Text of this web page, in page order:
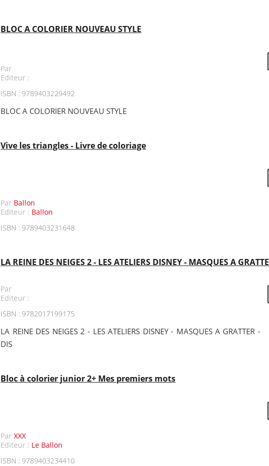
BLOC A COLORIER NOUVEAU STYLE
Par
Editeur :
ISBN : 9789403229492
BLOC A COLORIER NOUVEAU STYLE
Vive les triangles - Livre de coloriage
Par Ballon
Editeur : Ballon
ISBN : 9789403231648
LA REINE DES NEIGES 2 - LES ATELIERS DISNEY - MASQUES A
Par
Editeur :
ISBN : 9782017199175
LA REINE DES NEIGES 2 - LES ATELIERS DISNEY - MASQUES A GRATTER -
DIS
Bloc à colorier junior 2+ Mes premiers mots
ParXXX
Editeur : Le Ballon
ISBN : 9789403234410